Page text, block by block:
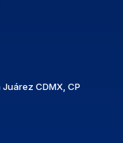
CDMX, CP